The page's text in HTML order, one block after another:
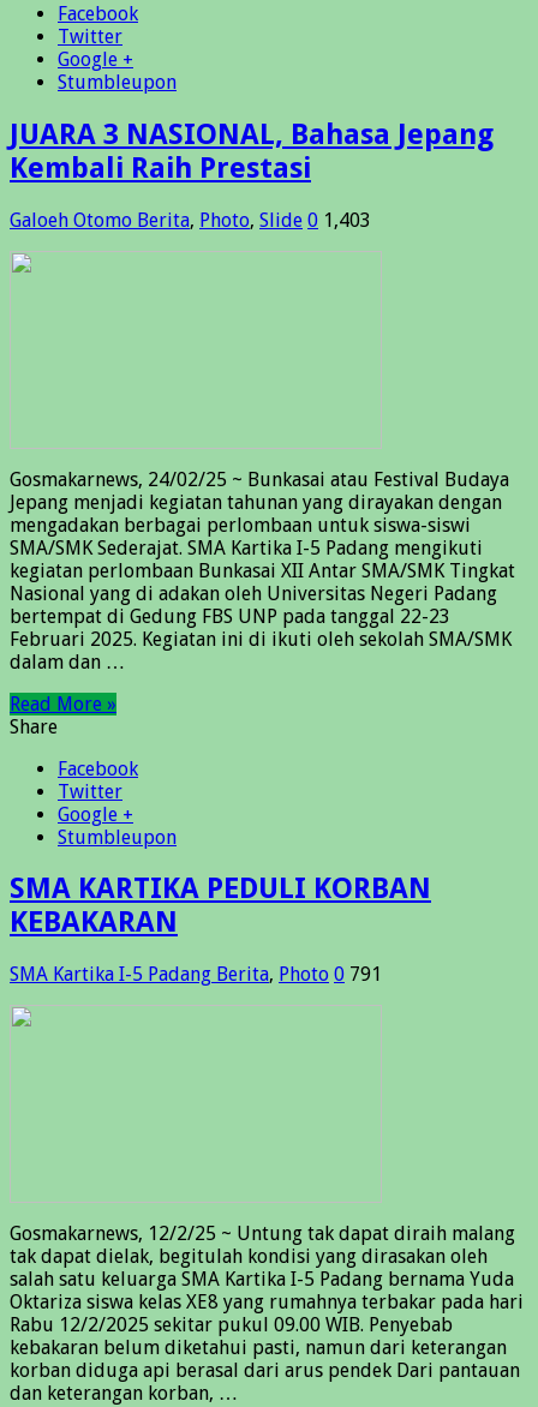
Facebook
Twitter
Google +
Stumbleupon
JUARA 3 NASIONAL, Bahasa Jepang
Kembali Raih Prestasi
Galoeh Otomo Berita, Photo, Slide 0 1,403
Gosmakarnews, 24/02/25 ~ Bunkasai atau Festival Budaya
Jepang menjadi kegiatan tahunan yang dirayakan dengan
mengadakan berbagai perlombaan untuk siswa-siswi
SMA/SMK Sederajat. SMA Kartika I-5 Padang mengikuti
kegiatan perlombaan Bunkasai XII Antar SMA/SMK Tingkat
Nasional yang di adakan oleh Universitas Negeri Padang
bertempat di Gedung FBS UNP pada tanggal 22-23
Februari 2025. Kegiatan ini di ikuti oleh sekolah SMA/SMK
dalam dan …
Read More »
Share
Facebook
Twitter
Google +
Stumbleupon
SMA KARTIKA PEDULI KORBAN
KEBAKARAN
SMA Kartika I-5 Padang Berita, Photo 0 791
Gosmakarnews, 12/2/25 ~ Untung tak dapat diraih malang
tak dapat dielak, begitulah kondisi yang dirasakan oleh
salah satu keluarga SMA Kartika I-5 Padang bernama Yuda
Oktariza siswa kelas XE8 yang rumahnya terbakar pada hari
Rabu 12/2/2025 sekitar pukul 09.00 WIB. Penyebab
kebakaran belum diketahui pasti, namun dari keterangan
korban diduga api berasal dari arus pendek Dari pantauan
dan keterangan korban, …